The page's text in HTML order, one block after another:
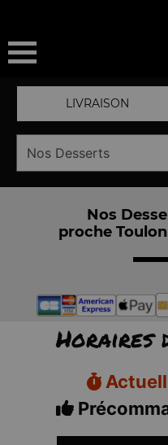
LIVRAISON
Nos
proche
Horaires